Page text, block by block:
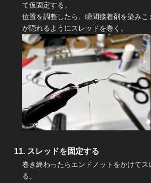
て仮固定する。
位置を調整したら、瞬間接着剤を染みこ
が隠れるようにスレッドを巻く。
スレッドを固定する
巻き終わったらエンドノットをかけてス
る。